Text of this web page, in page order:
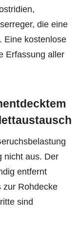
die eine
Eine kostenlose
Erfassung aller
nicht aus. Der
entfernt
zur Rohdecke
sind